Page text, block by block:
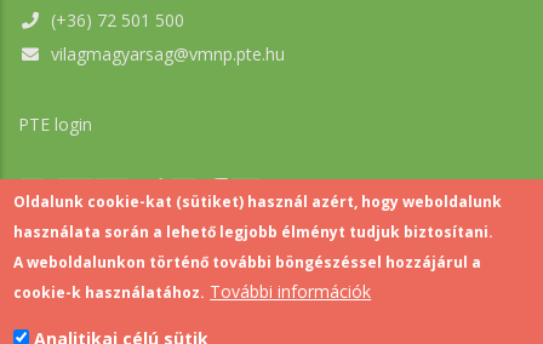
(+36) 72 501 500
vilagmagyarsag@vmnp.pte.hu
PTE login
Pécsi Tudományegyetem | Kancellária |
Oldalunk cookie-kat (sütiket) használ azért, hogy weboldalunk
használata során a lehető legjobb élményt tudjuk biztosítani.
A weboldalunkon történő további böngészéssel hozzájárul a
cookie-k használatához. További információk
Analitikai célú sütik